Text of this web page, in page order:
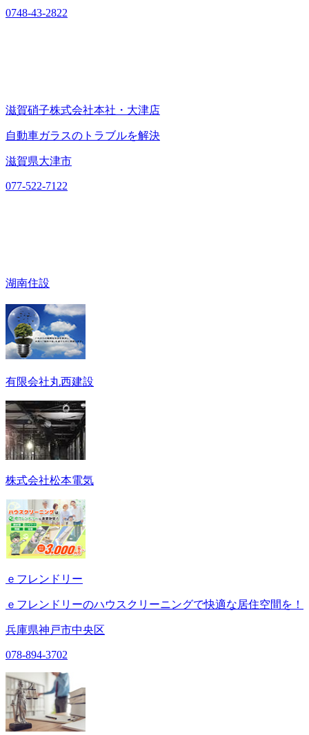
0748-43-2822
滋賀硝子株式会社本社・大津店
自動車ガラスのトラブルを解決
滋賀県大津市
077-522-7122
湖南住設
有限会社丸西建設
株式会社松本電気
ｅフレンドリー
ｅフレンドリーのハウスクリーニングで快適な居住空間を！
兵庫県神戸市中央区
078-894-3702